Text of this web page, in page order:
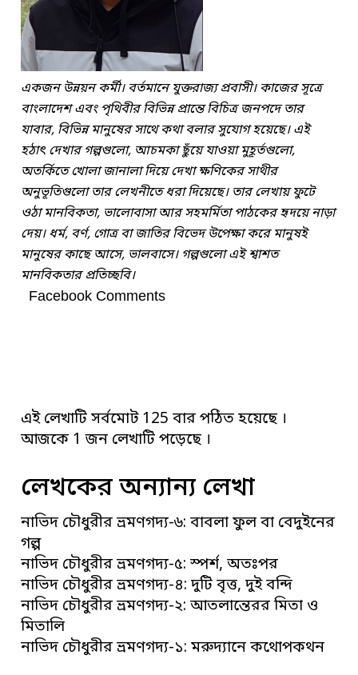
একজন উন্নয়ন কর্মী। বর্তমানে যুক্তরাজ্য প্রবাসী। কাজের সূত্রে
বাংলাদেশ এবং পৃথিবীর বিভিন্ন প্রান্তে বিচিত্র জনপদে তার
যাবার, বিভিন্ন মানুষের সাথে কথা বলার সুযোগ হয়েছে। এই
হঠাৎ দেখার গল্পগুলো, আচমকা ছুঁয়ে যাওয়া মুহূর্তগুলো,
অতর্কিতে খোলা জানালা দিয়ে দেখা ক্ষণিকের সাথীর
অনুভূতিগুলো তার লেখনীতে ধরা দিয়েছে। তার লেখায় ফুটে
ওঠা মানবিকতা, ভালোবাসা আর সহমর্মিতা পাঠকের হৃদয়ে নাড়া
দেয়। ধর্ম, বর্ণ, গোত্র বা জাতির বিভেদ উপেক্ষা করে মানুষ‌ই
মানুষের কাছে আসে, ভালবাসে। গল্পগুলো এই শ্বাশত
মানবিকতার প্রতিচ্ছবি।
Facebook Comments
এই লেখাটি সর্বমোট 125 বার পঠিত হয়েছে ।
আজকে 1 জন লেখাটি পড়েছে ।
লেখকের অন্যান্য লেখা
নাভিদ চৌধুরীর ভ্রমণগদ্য-৬: বাবলা ফুল বা বেদুইনের
গল্প
নাভিদ চৌধুরীর ভ্রমণগদ্য-৫: স্পর্শ, অতঃপর
নাভিদ চৌধুরীর ভ্রমণগদ্য-৪: দুটি বৃত্ত, দুই বন্দি
নাভিদ চৌধুরীর ভ্রমণগদ্য-২: আতলান্তেরর মিতা ও
মিতালি
নাভিদ চৌধুরীর ভ্রমণগদ্য-১: মরুদ্যানে কথোপকথন